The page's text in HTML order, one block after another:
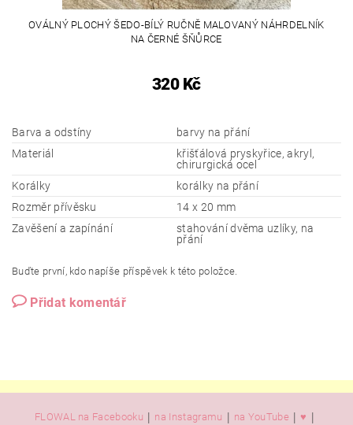
OVÁLNÝ PLOCHÝ ŠEDO-BÍLÝ RUČNĚ MALOVANÝ NÁHRDELNÍK
NA ČERNÉ ŠŇŮRCE
320 Kč
Barva a odstíny
barvy na přání
Materiál
křišťálová pryskyřice, akryl,
chirurgická ocel
Korálky
korálky na přání
Rozměr přívěsku
14 x 20 mm
Zavěšení a zapínání
stahování dvěma uzlíky, na
přání
Buďte první, kdo napíše příspěvek k této položce.
Přidat komentář
FLOWAL na Facebooku | na Instagramu | na YouTube | ♥️ |